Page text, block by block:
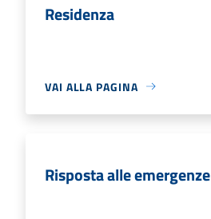
Residenza
VAI ALLA PAGINA
Risposta alle emergenze